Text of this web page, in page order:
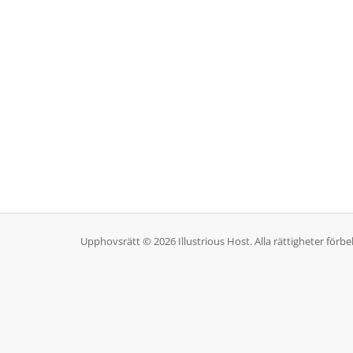
Upphovsrätt © 2026 Illustrious Host. Alla rättigheter